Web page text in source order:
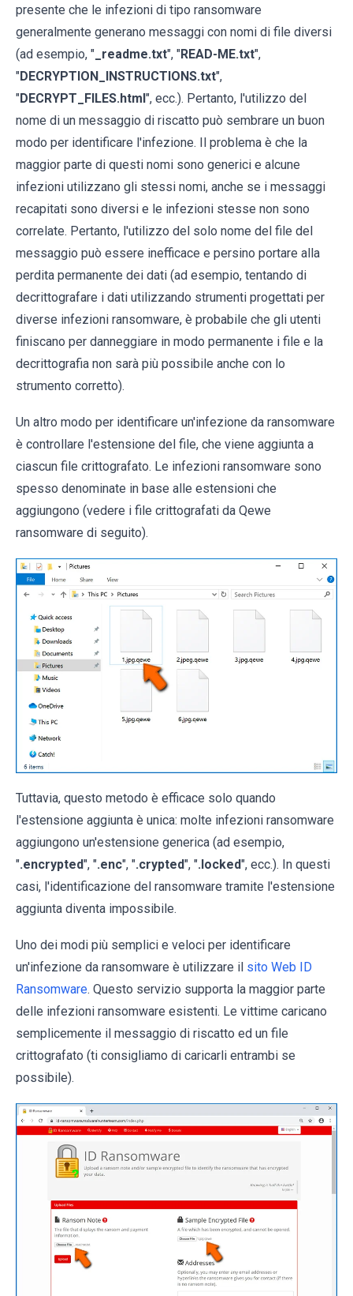
presente che le infezioni di tipo ransomware
generalmente generano messaggi con nomi di file diversi
(ad esempio, " _readme.txt", "READ-ME.txt",
"DECRYPTION_INSTRUCTIONS.txt",
"DECRYPT_FILES.html ", ecc.). Pertanto, l'utilizzo del
nome di un messaggio di riscatto può sembrare un buon
modo per identificare l'infezione. Il problema è che la
maggior parte di questi nomi sono generici e alcune
infezioni utilizzano gli stessi nomi, anche se i messaggi
recapitati sono diversi e le infezioni stesse non sono
correlate. Pertanto, l'utilizzo del solo nome del file del
messaggio può essere inefficace e persino portare alla
perdita permanente dei dati (ad esempio, tentando di
decrittografare i dati utilizzando strumenti progettati per
diverse infezioni ransomware, è probabile che gli utenti
finiscano per danneggiare in modo permanente i file e la
decrittografia non sarà più possibile anche con lo
strumento corretto).
Un altro modo per identificare un'infezione da ransomware
è controllare l'estensione del file, che viene aggiunta a
ciascun file crittografato. Le infezioni ransomware sono
spesso denominate in base alle estensioni che
aggiungono (vedere i file crittografati da Qewe
ransomware di seguito).
Tuttavia, questo metodo è efficace solo quando
l'estensione aggiunta è unica: molte infezioni ransomware
aggiungono un'estensione generica (ad esempio,
".encrypted", ".enc", ".crypted", ".locked", ecc.). In questi
casi, l'identificazione del ransomware tramite l'estensione
aggiunta diventa impossibile.
Uno dei modi più semplici e veloci per identificare
un'infezione da ransomware è utilizzare il sito Web ID
Ransomware. Questo servizio supporta la maggior parte
delle infezioni ransomware esistenti. Le vittime caricano
semplicemente il messaggio di riscatto ed un file
crittografato (ti consigliamo di caricarli entrambi se
possibile).